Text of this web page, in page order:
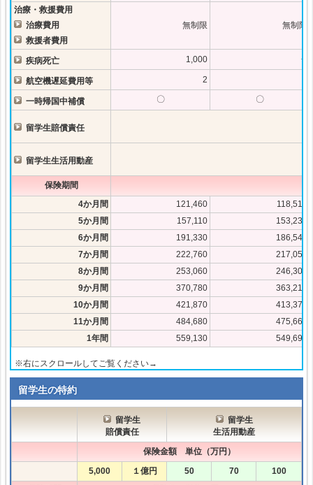
治療・救援費用
治療費用
救援者費用
無制限 無制限
疾病死亡 1,000 －
航空機遅延費用等 2
一時帰国中補償 〇 〇
留学生賠償責任
留学生生活用動産
保険期間
4か月間
121,460
118,510
5か月間
157,110
153,230
6か月間
191,330
186,540
7か月間
222,760
217,050
8か月間
253,060
246,300
9か月間
370,780
363,210
10か月間
421,870
413,370
11か月間
484,680
475,660
1年間
559,130 549,690
※右にスクロールしてご覧ください→
留学生の特約
留学生
賠償責任
留学生
生活用動産
保険金額 単位（万円）
5,000
１億円 50 70
100